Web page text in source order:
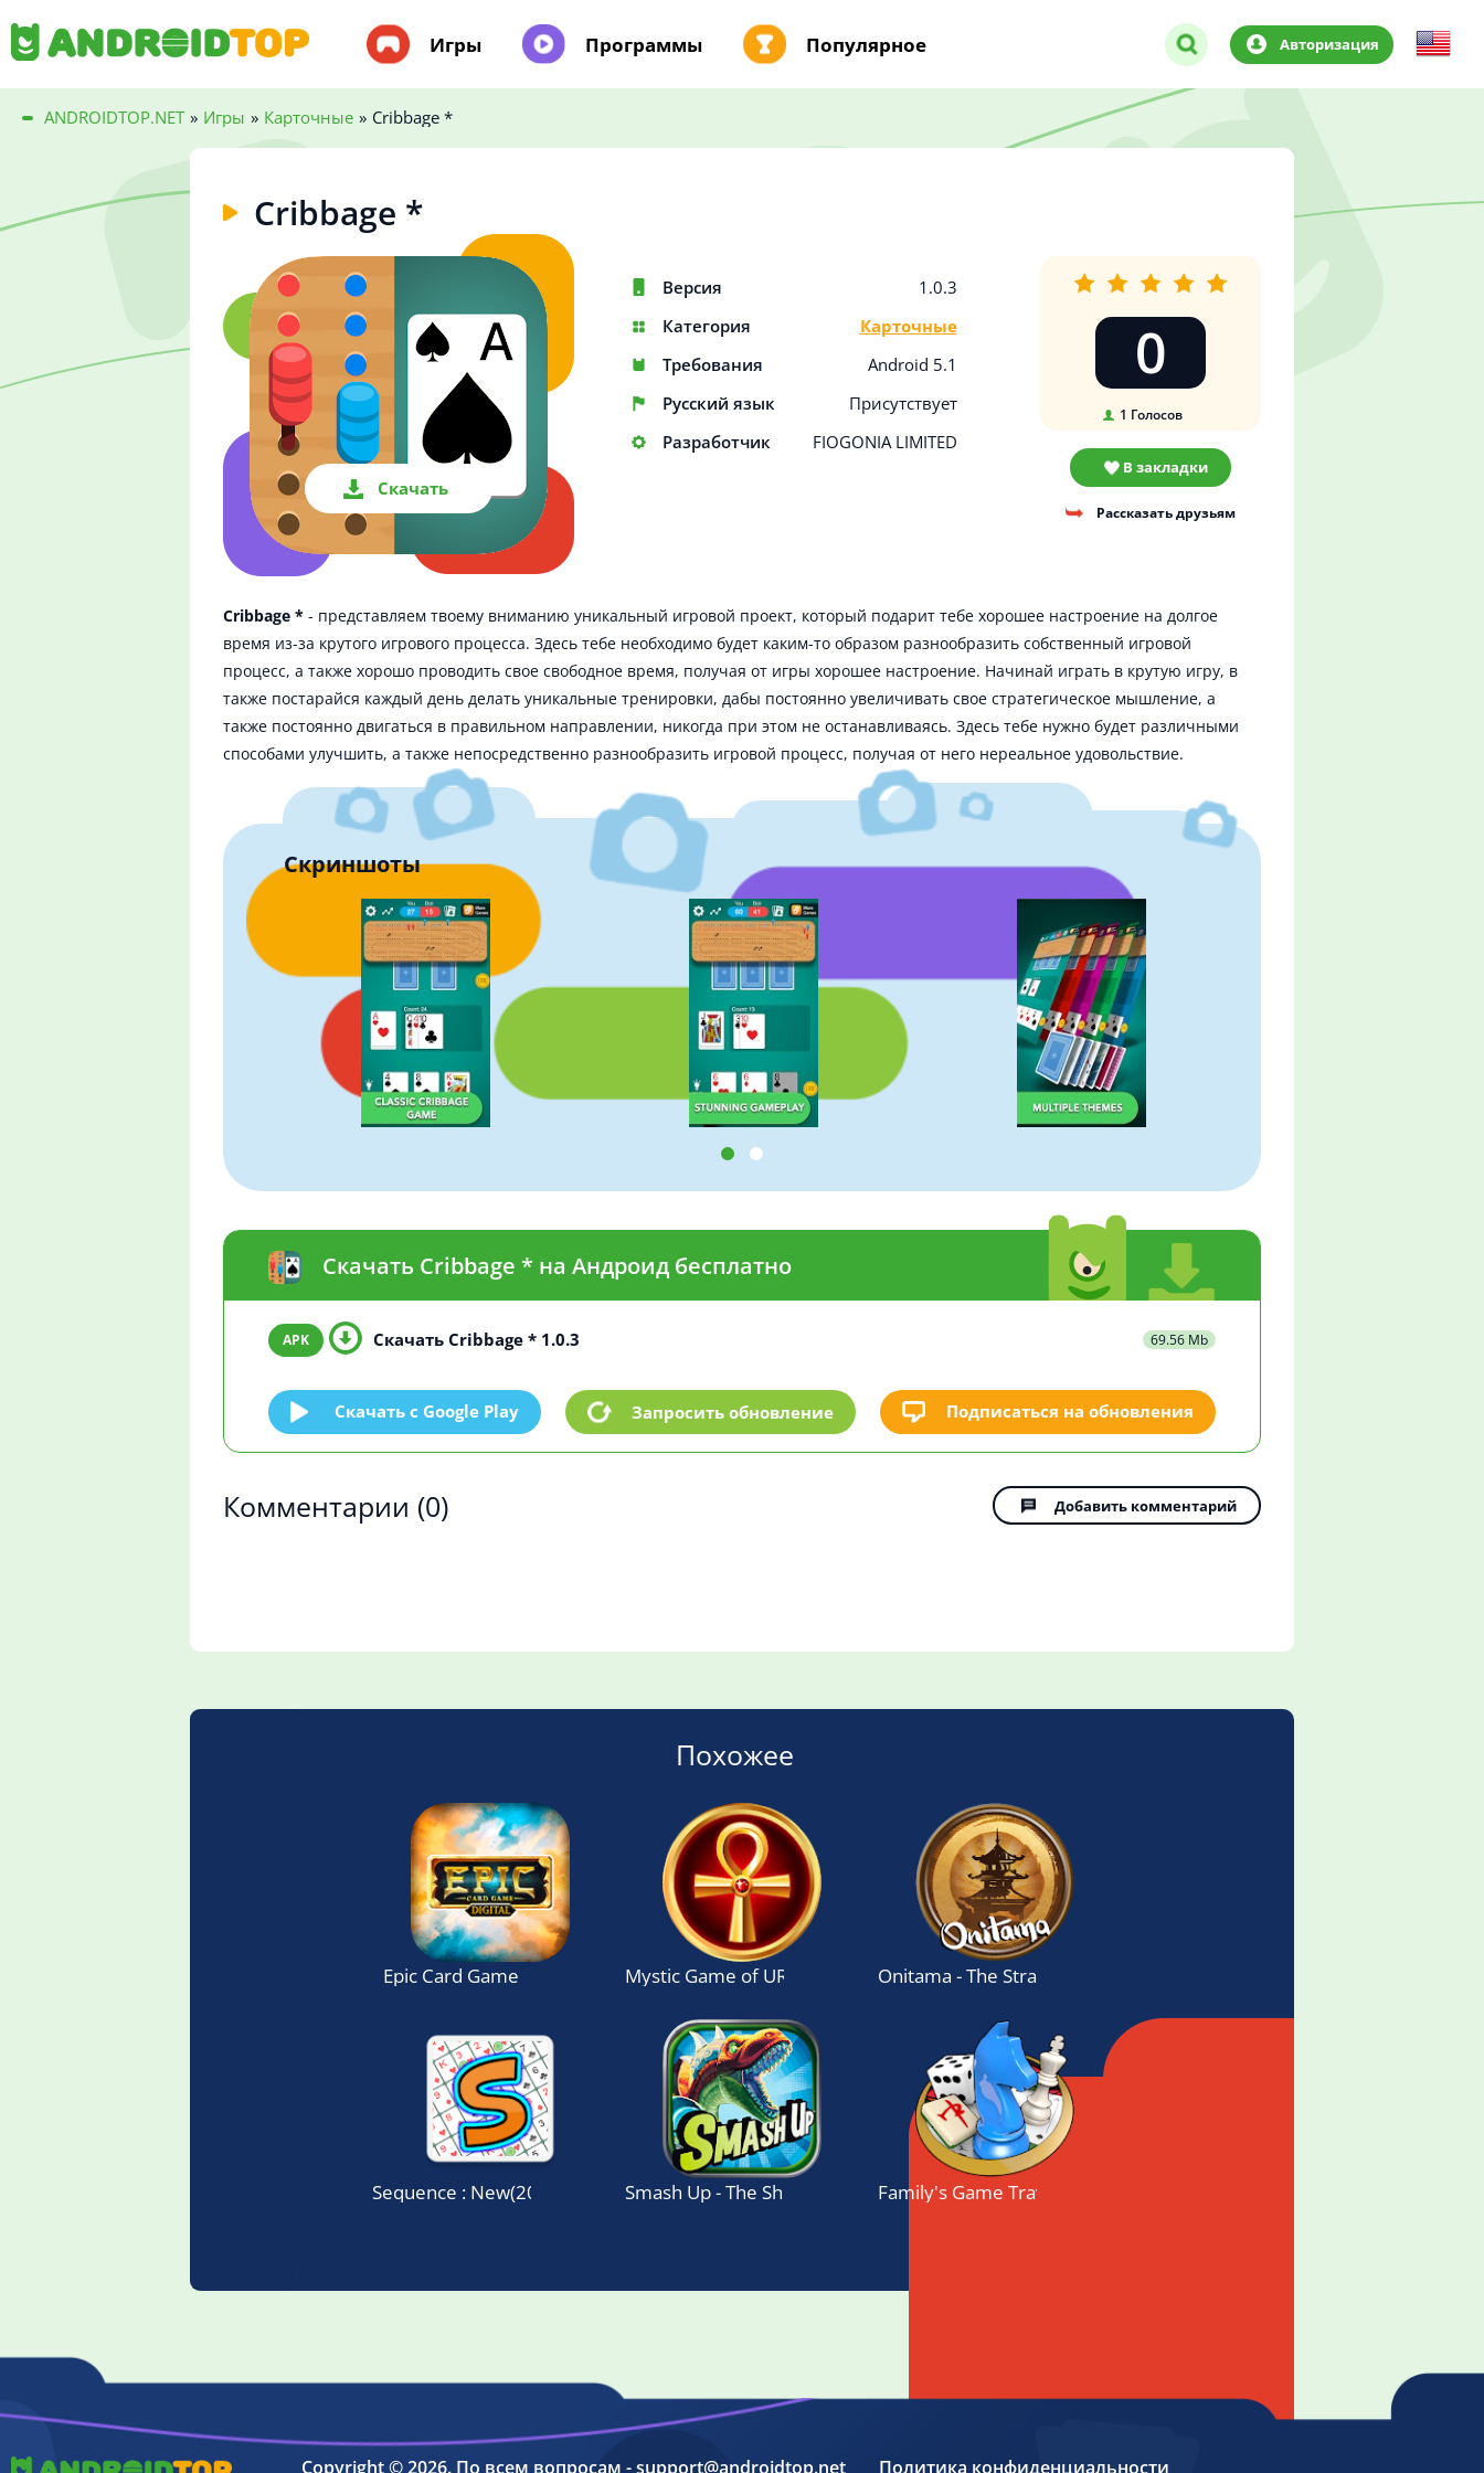
Игры Программы Популярное Авторизация
ANDROIDTOP.NET » Игры » Карточные » Cribbage *
Cribbage *
Скачать
Версия
1.0.3
Категория
Карточные
Требования
Android 5.1
Русский язык
Присутствует
Разработчик
FIOGONIA LIMITED
0
1 Голосов
В закладки
Рассказать друзьям
Cribbage * - представляем твоему вниманию уникальный игровой проект, который подарит тебе хорошее настроение на долгое
время из-за крутого игрового процесса. Здесь тебе необходимо будет каким-то образом разнообразить собственный игровой
процесс, а также хорошо проводить свое свободное время, получая от игры хорошее настроение. Начинай играть в крутую игру, в
также постарайся каждый день делать уникальные тренировки, дабы постоянно увеличивать свое стратегическое мышление, а
также постоянно двигаться в правильном направлении, никогда при этом не останавливаясь. Здесь тебе нужно будет различными
способами улучшить, а также непосредственно разнообразить игровой процесс, получая от него нереальное удовольствие.
Скриншоты
Скачать Cribbage * на Андроид бесплатно
Скачать Cribbage * 1.0.3 69.56 Mb
Скачать c Google Play Запросить обновление Подписаться на обновления
Комментарии (0) Добавить комментарий
Похожее
Epic Card Game Mystic Game of UR - Ancient Egypt (3d Board Game)
Onitama - The Strategy Board Game
Sequence : New(2019) Board GameSmash Up - The Shufflebuilding GameFamily's Game Travel Pack
Copyright © 2026. По всем вопросам - support@androidtop.net Политика конфиденциальности